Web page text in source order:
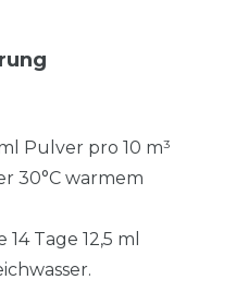
Pulver pro 10 m³
30°C warmem
Tage 12,5 ml